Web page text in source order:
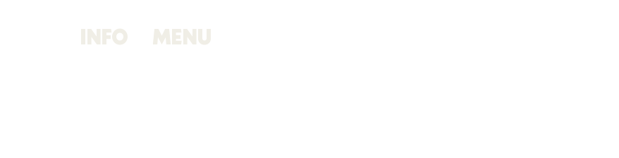
INFO MENU